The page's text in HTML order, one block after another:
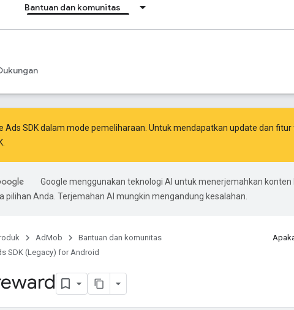
Bantuan dan komunitas
Ads SDK dalam mode pemeliharaan. Untuk mendapatkan update dan fitur
Google menggunakan teknologi AI untuk menerjemahkan konten
pilihan Anda. Terjemahan AI mungkin mengandung kesalahan.
AdMob
Bantuan dan komunitas
SDK (Legacy) for Android